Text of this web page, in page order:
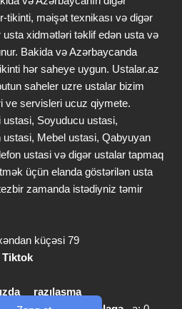
tikinti, məişət texnikası və digər
xidmətləri təklif edən usta və
Bakida və Azərbaycanda
hər saheye uygun. Ustalar.az
saheler uzre ustalar bizim
ve servisleri ucuz qiymete.
Soyuducu ustasi,
Mebel ustasi, Qabyuyan
ustasi və digər ustalar tapmaq
üçün elanda göstərilən usta
zamanda istədiyniz təmir
küçəsi 79
Tiktok
razılaşma